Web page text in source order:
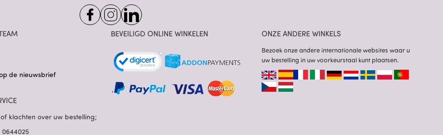
de nieuwsbrief
klachten over uw bestelling;
0644025
BEVEILIGD ONLINE WINKELEN ONZE ANDERE WINKELS
Bezoek onze andere internationale websites waar u
uw bestelling in uw voorkeurstaal kunt plaatsen.